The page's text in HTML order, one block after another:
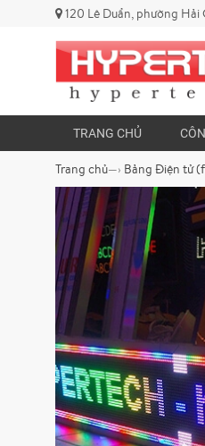
120 Lê Duẩn, phường Hải
TRANG CHỦ
Trang chủ—› Bảng Điện tử